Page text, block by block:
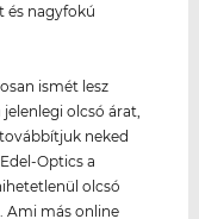
és nagyfokú
ismét lesz
olcsó árat,
neked
Optics a
olcsó
Ami más online